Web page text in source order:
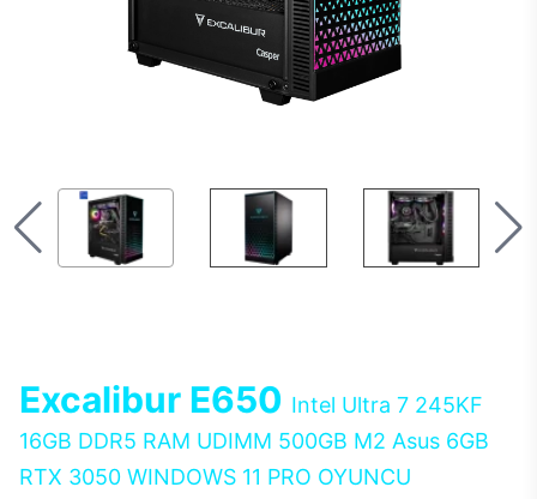
Excalibur E650 Intel Ultra 7 245KF
16GB DDR5 RAM UDIMM 500GB M2 Asus 6GB
RTX 3050 WINDOWS 11 PRO OYUNCU